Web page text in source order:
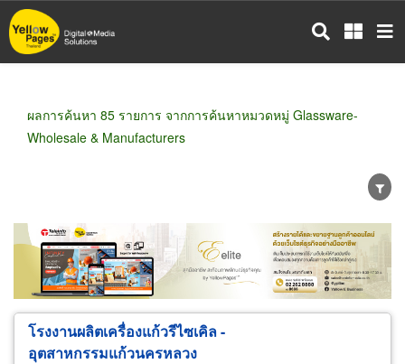
ข้าม
ไป
ผลการค้นหา 85 รายการ จากการค้นหาหมวดหมู่ Glassware-
Wholesale & Manufacturers
ขายส่ง ขายปลีก ผู้ผลิต
ตัวแทนจัดจำหน่าย
ผู้ส่งออก/นำเข้า
ธุรกิจบริการ
โรงงานผลิตเครื่องแก้วรีไซเคิล -
อุตสาหกรรมแก้วนครหลวง